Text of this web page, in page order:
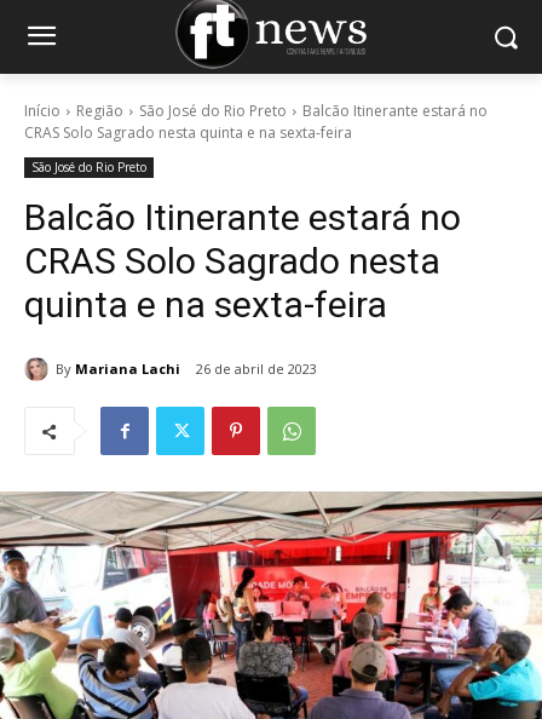
Início Região São José do Rio Preto
Balcão Itinerante estará no
CRAS Solo Sagrado nesta quinta e na sexta-feira
São José do Rio Preto
Balcão Itinerante estará no
CRAS Solo Sagrado nesta
quinta e na sexta-feira
By Mariana Lachi 26 de abril de 2023